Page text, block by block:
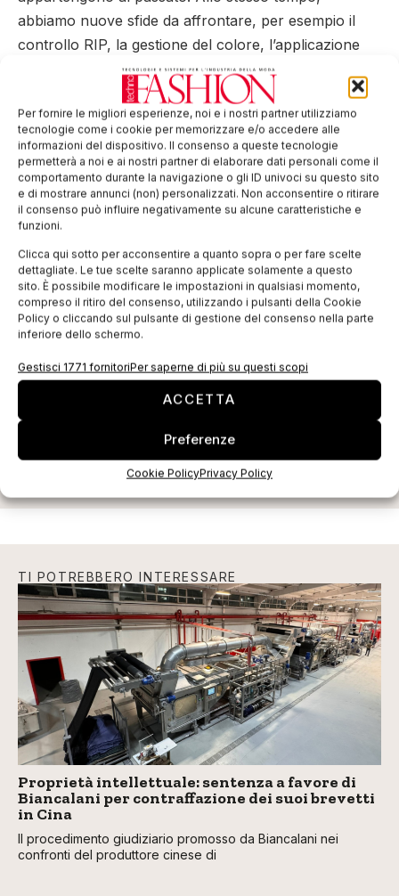
Per fornire le migliori esperienze, noi e i nostri partner utilizziamo
tecnologie come i cookie per memorizzare e/o accedere alle
informazioni del dispositivo. Il consenso a queste tecnologie
permetterà a noi e ai nostri partner di elaborare dati personali come il
comportamento durante la navigazione o gli ID univoci su questo sito
e di mostrare annunci (non) personalizzati. Non acconsentire o ritirare
il consenso può influire negativamente su alcune caratteristiche e
funzioni.
Clicca qui sotto per acconsentire a quanto sopra o per fare scelte
dettagliate. Le tue scelte saranno applicate solamente a questo
sito. È possibile modificare le impostazioni in qualsiasi momento,
compreso il ritiro del consenso, utilizzando i pulsanti della Cookie
Policy o cliccando sul pulsante di gestione del consenso nella parte
inferiore dello schermo.
Gestisci 1771 fornitoriPer saperne di più su questi scopi
ACCETTA
Preferenze
Cookie PolicyPrivacy Policy
abbiamo nuove sfide da affrontare, per esempio il
controllo RIP, la gestione del colore, l’applicazione
dell’inchiostro, la velocità di stampa e la risoluzione».
Tag: digitale Durst inkjet Mascioni
stampa
tessile
EDICOLA WEB
ISCRIVITI ALLA NEWSLETTER
TI POTREBBERO INTERESSARE
Proprietà intellettuale: sentenza a favore di
Biancalani per contraffazione dei suoi brevetti
in Cina
Il procedimento giudiziario promosso da Biancalani nei
confronti del produttore cinese di